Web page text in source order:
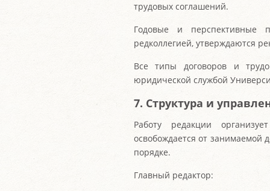
трудовых соглашений.
Годовые и перспективные
редколлегией, утверждаются
Все типы договоров и
юридической службой
7. Структура и
Работу редакции
освобождается от занимаемой
порядке.
Главный редактор: